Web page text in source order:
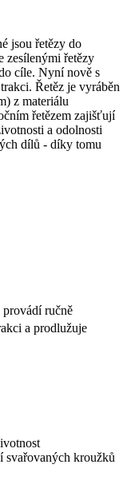
jsou řetězy do
zesílenými řetězy
cíle. Nyní nově s
Řetěz je vyráběn
z materiálu
řetězem zajišťují
a odolnosti
dílů - díky tomu
provádí ručně
a prodlužuje
svařovaných kroužků